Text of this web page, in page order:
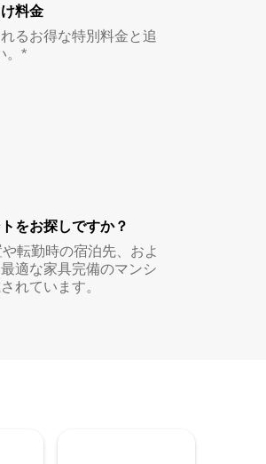
料金
るお得な特別料金と追
。*
をお探しですか？
転勤時の宿泊先、およ
適な家具完備のマンシ
れています。